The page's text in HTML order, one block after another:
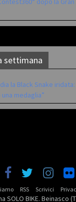
settimana
la Black Snake
medaglia”
RSS Scrivici
SOLO BIKE. Beinasco